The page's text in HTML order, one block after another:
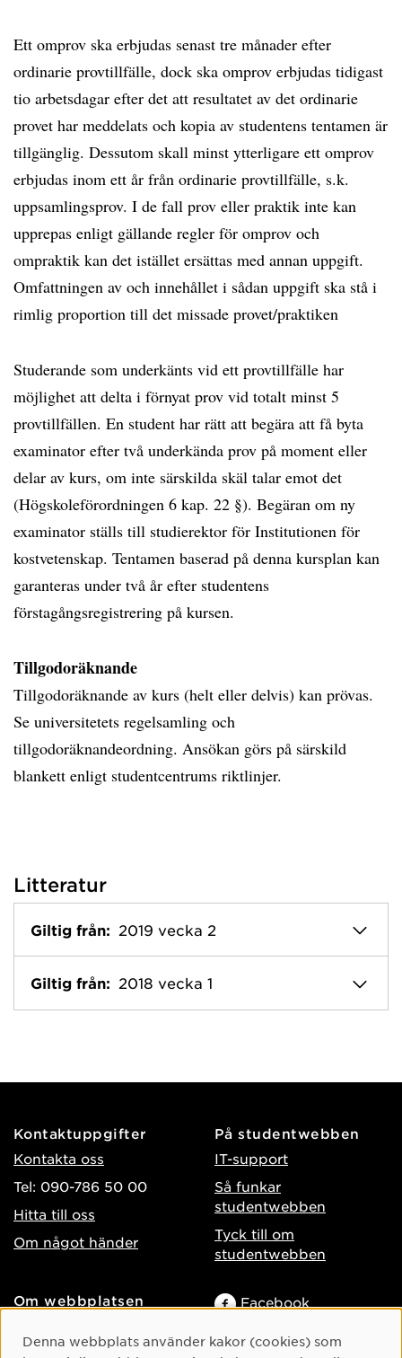
Ett omprov ska erbjudas senast tre månader efter
ordinarie provtillfälle, dock ska omprov erbjudas tidigast
tio arbetsdagar efter det att resultatet av det ordinarie
provet har meddelats och kopia av studentens tentamen är
tillgänglig. Dessutom skall minst ytterligare ett omprov
erbjudas inom ett år från ordinarie provtillfälle, s.k.
uppsamlingsprov. I de fall prov eller praktik inte kan
upprepas enligt gällande regler för omprov och
ompraktik kan det istället ersättas med annan uppgift.
Omfattningen av och innehållet i sådan uppgift ska stå i
rimlig proportion till det missade provet/praktiken
Studerande som underkänts vid ett provtillfälle har
möjlighet att delta i förnyat prov vid totalt minst 5
provtillfällen. En student har rätt att begära att få byta
examinator efter två underkända prov på moment eller
delar av kurs, om inte särskilda skäl talar emot det
(Högskoleförordningen 6 kap. 22 §). Begäran om ny
examinator ställs till studierektor för Institutionen för
kostvetenskap. Tentamen baserad på denna kursplan kan
garanteras under två år efter studentens
förstagångsregistrering på kursen.
Tillgodoräknande
Tillgodoräknande av kurs (helt eller delvis) kan prövas.
Se universitetets regelsamling och
tillgodoräknandeordning. Ansökan görs på särskild
blankett enligt studentcentrums riktlinjer.
Litteratur
Giltig från: 2019 vecka 2
Giltig från: 2018 vecka 1
Kontaktuppgifter
Kontakta oss
Tel: 090-786 50 00
Hitta till oss
Om något händer
På studentwebben
IT-support
Så funkar
studentwebben
Tyck till om
studentwebben
Om webbplatsen
Behandling av
Facebook
Cookie-samtycke
Denna webbplats använder kakor (cookies) som